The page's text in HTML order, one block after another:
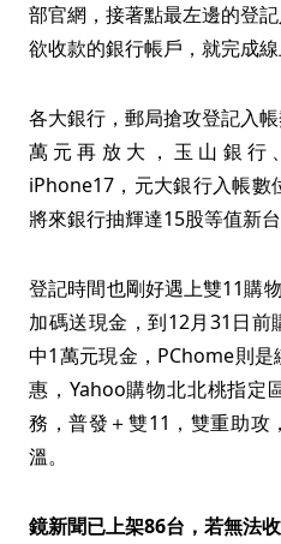
部官網，接著點最左邊的登
欲收款的銀行帳戶，就完成線
各大銀行，郵局搶攻登記入
萬元再放大，玉山銀行
iPhone17，元大銀行入帳數
將來銀行抽輝達15股等值新台
登記時間也剛好遇上雙11購
加碼送現金，到12月31日
中1萬元現金，PChome則
惠，Yahoo購物北北桃指定
務，普發＋雙11，雙重助攻
溫。
鏡新聞已上架86台，若無法